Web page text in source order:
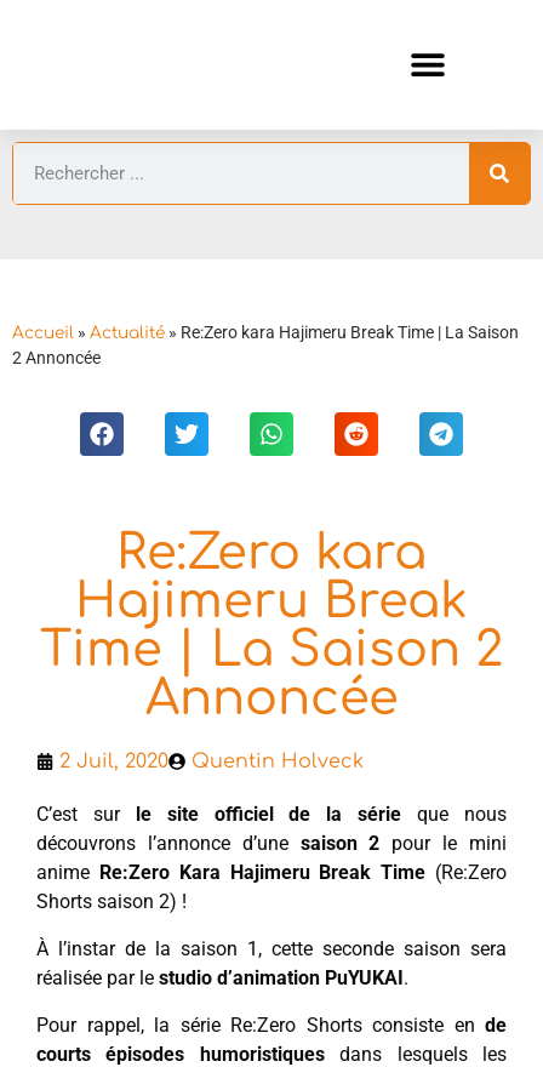
Accueil » Actualité » Re:Zero kara Hajimeru Break Time | La Saison
2 Annoncée
Re:Zero kara
Hajimeru Break
Time | La Saison 2
Annoncée
2 Juil, 2020 Quentin Holveck
C’est sur le site officiel de la série que nous
découvrons l’annonce d’une saison 2 pour le mini
anime Re:Zero Kara Hajimeru Break Time (Re:Zero
Shorts saison 2) !
À l’instar de la saison 1, cette seconde saison sera
réalisée par le studio d’animation PuYUKAI.
Pour rappel, la série Re:Zero Shorts consiste en de
courts épisodes humoristiquesdans lesquels les